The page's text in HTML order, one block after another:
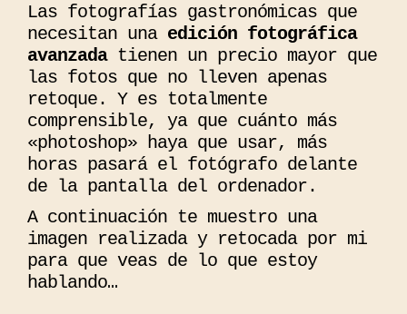
Las fotografías gastronómicas que
necesitan una edición fotográfica
avanzadatienen un precio mayor que
las fotos que no lleven apenas
retoque. Y es totalmente
comprensible, ya que cuánto más
«photoshop» haya que usar, más
horas pasará el fotógrafo delante
de la pantalla del ordenador.
A continuación te muestro una
imagen realizada y retocada por mi
para que veas de lo que estoy
hablando…